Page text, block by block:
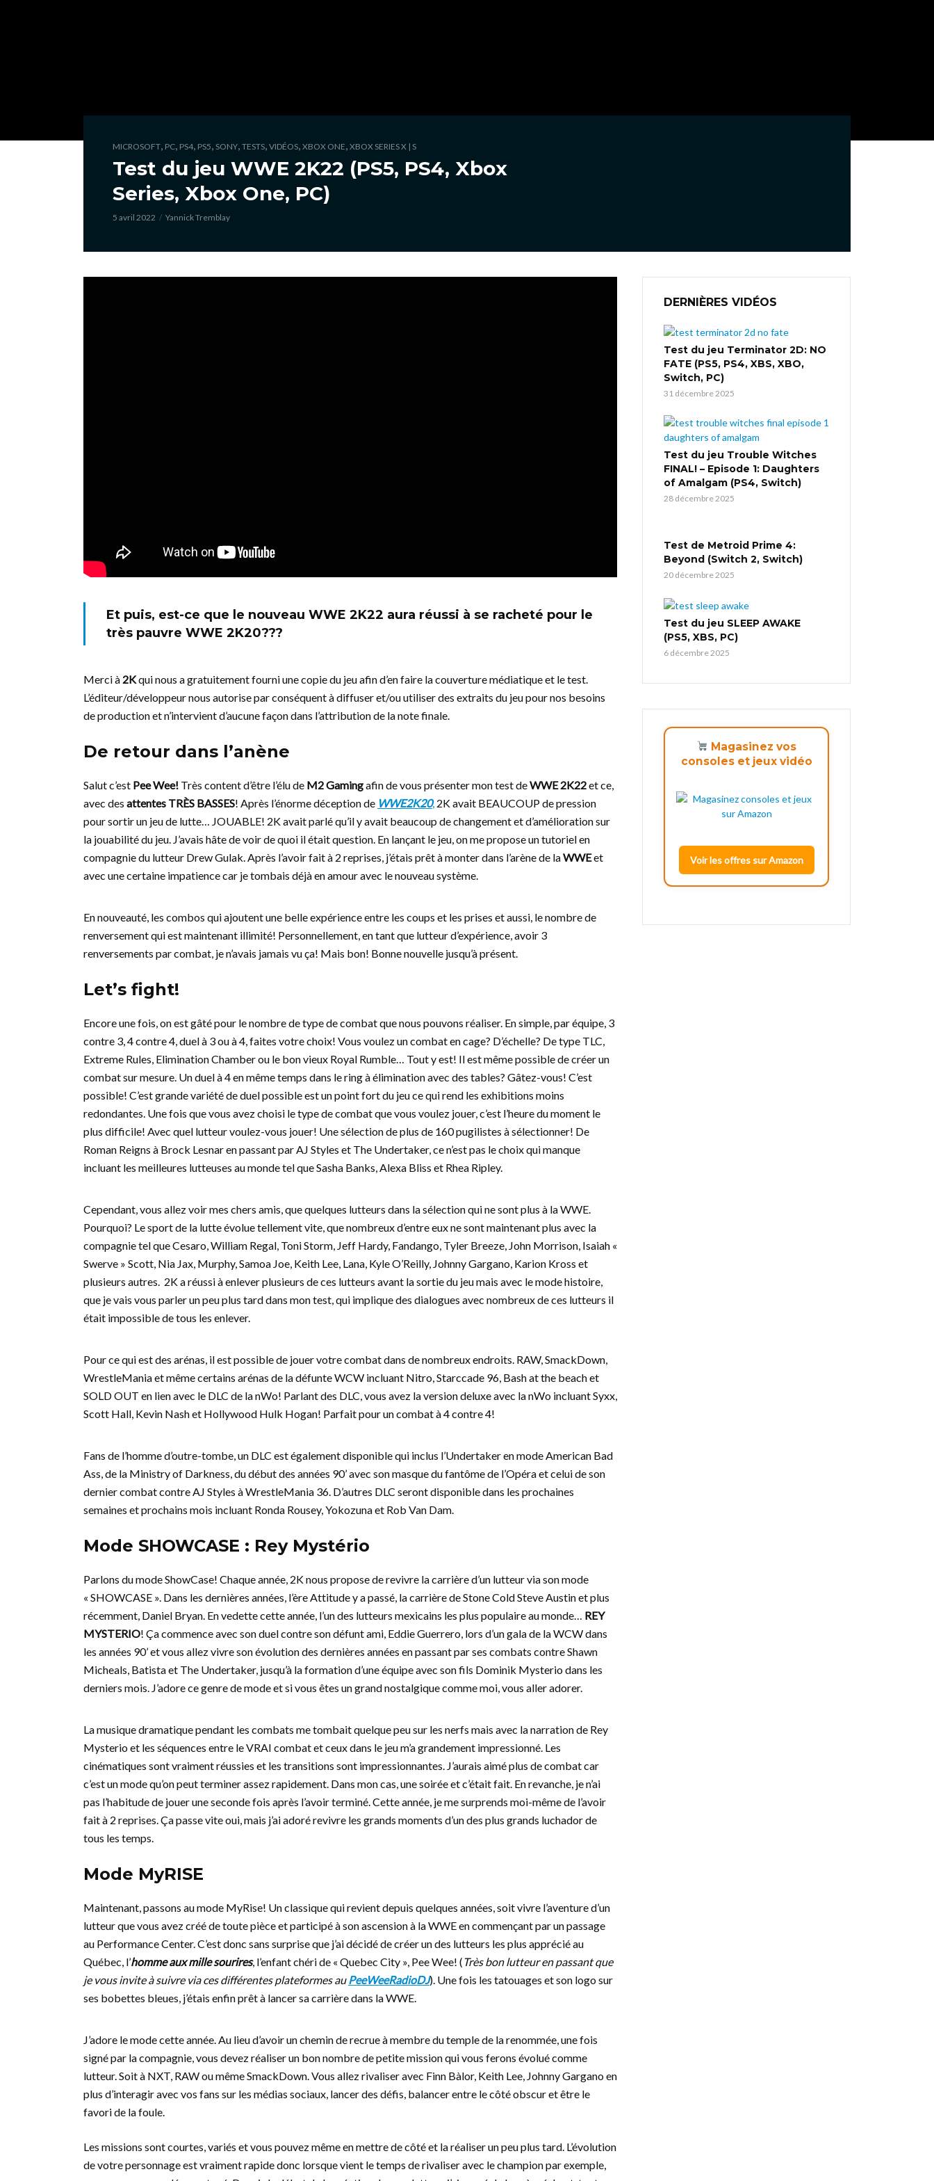
MICROSOFT, PC, PS4, PS5, SONY, TESTS, VIDÉOS, XBOX ONE, XBOX SERIES X | S
Test du jeu WWE 2K22 (PS5, PS4, Xbox
Series, Xbox One, PC)
5 avril 2022 Yannick Tremblay
Et puis, est-ce que le nouveau WWE 2K22 aura réussi à se racheté pour le
très pauvre WWE 2K20???
Merci à 2Kqui nous a gratuitement fourni une copie du jeu afin d’en faire la couverture médiatique et le test.
L’éditeur/développeur nous autorise par conséquent à diffuser et/ou utiliser des extraits du jeu pour nos besoins
de production et n’intervient d’aucune façon dans l’attribution de la note finale.
De retour dans l’anène
Salut c’est Pee Wee! Très content d’être l’élu de M2 Gamingafin de vous présenter mon test deWWE 2K22et ce,
avec des attentes TRÈS BASSES! Après l’énorme déception de WWE2K20, 2K avait BEAUCOUP de pression
pour sortir un jeu de lutte… JOUABLE! 2K avait parlé qu’il y avait beaucoup de changement et d’amélioration sur
la jouabilité du jeu. J’avais hâte de voir de quoi il était question. En lançant le jeu, on me propose un tutoriel en
compagnie du lutteur Drew Gulak. Après l’avoir fait à 2 reprises, j’étais prêt à monter dans l’arène de laWWEet
avec une certaine impatience car je tombais déjà en amour avec le nouveau système.
En nouveauté, les combos qui ajoutent une belle expérience entre les coups et les prises et aussi, le nombre de
renversement qui est maintenant illimité! Personnellement, en tant que lutteur d’expérience, avoir 3
renversements par combat, je n’avais jamais vu ça! Mais bon! Bonne nouvelle jusqu’à présent.
Let’s fight!
Encore une fois, on est gâté pour le nombre de type de combat que nous pouvons réaliser. En simple, par équipe, 3
contre 3, 4 contre 4, duel à 3 ou à 4, faites votre choix! Vous voulez un combat en cage? D’échelle? De type TLC,
Extreme Rules, Elimination Chamber ou le bon vieux Royal Rumble… Tout y est! Il est même possible de créer un
combat sur mesure. Un duel à 4 en même temps dans le ring à élimination avec des tables? Gâtez-vous! C’est
possible! C’est grande variété de duel possible est un point fort du jeu ce qui rend les exhibitions moins
redondantes. Une fois que vous avez choisi le type de combat que vous voulez jouer, c’est l’heure du moment le
plus difficile! Avec quel lutteur voulez-vous jouer! Une sélection de plus de 160 pugilistes à sélectionner! De
Roman Reigns à Brock Lesnar en passant par AJ Styles et The Undertaker, ce n’est pas le choix qui manque
incluant les meilleures lutteuses au monde tel que Sasha Banks, Alexa Bliss et Rhea Ripley.
Cependant, vous allez voir mes chers amis, que quelques lutteurs dans la sélection qui ne sont plus à la WWE.
Pourquoi? Le sport de la lutte évolue tellement vite, que nombreux d’entre eux ne sont maintenant plus avec la
compagnie tel que Cesaro, William Regal, Toni Storm, Jeff Hardy, Fandango, Tyler Breeze, John Morrison, Isaiah «
Swerve » Scott, Nia Jax, Murphy, Samoa Joe, Keith Lee, Lana, Kyle O’Reilly, Johnny Gargano, Karion Kross et
plusieurs autres. 2K a réussi à enlever plusieurs de ces lutteurs avant la sortie du jeu mais avec le mode histoire,
que je vais vous parler un peu plus tard dans mon test, qui implique des dialogues avec nombreux de ces lutteurs il
était impossible de tous les enlever.
Pour ce qui est des arénas, il est possible de jouer votre combat dans de nombreux endroits. RAW, SmackDown,
WrestleMania et même certains arénas de la défunte WCW incluant Nitro, Starccade 96, Bash at the beach et
SOLD OUT en lien avec le DLC de la nWo! Parlant des DLC, vous avez la version deluxe avec la nWo incluant Syxx,
Scott Hall, Kevin Nash et Hollywood Hulk Hogan! Parfait pour un combat à 4 contre 4!
Fans de l’homme d’outre-tombe, un DLC est également disponible qui inclus l’Undertaker en mode American Bad
Ass, de la Ministry of Darkness, du début des années 90’ avec son masque du fantôme de l’Opéra et celui de son
dernier combat contre AJ Styles à WrestleMania 36. D’autres DLC seront disponible dans les prochaines
semaines et prochains mois incluant Ronda Rousey, Yokozuna et Rob Van Dam.
Mode SHOWCASE : Rey Mystério
Parlons du mode ShowCase! Chaque année, 2K nous propose de revivre la carrière d’un lutteur via son mode
« SHOWCASE ». Dans les dernières années, l’ère Attitude y a passé, la carrière de Stone Cold Steve Austin et plus
récemment, Daniel Bryan. En vedette cette année, l’un des lutteurs mexicains les plus populaire au monde… REY
MYSTERIO! Ça commence avec son duel contre son défunt ami, Eddie Guerrero, lors d’un gala de la WCW dans
les années 90’ et vous allez vivre son évolution des dernières années en passant par ses combats contre Shawn
Micheals, Batista et The Undertaker, jusqu’à la formation d’une équipe avec son fils Dominik Mysterio dans les
derniers mois. J’adore ce genre de mode et si vous êtes un grand nostalgique comme moi, vous aller adorer.
La musique dramatique pendant les combats me tombait quelque peu sur les nerfs mais avec la narration de Rey
Mysterio et les séquences entre le VRAI combat et ceux dans le jeu m’a grandement impressionné. Les
cinématiques sont vraiment réussies et les transitions sont impressionnantes. J’aurais aimé plus de combat car
c’est un mode qu’on peut terminer assez rapidement. Dans mon cas, une soirée et c’était fait. En revanche, je n’ai
pas l’habitude de jouer une seconde fois après l’avoir terminé. Cette année, je me surprends moi-même de l’avoir
fait à 2 reprises. Ça passe vite oui, mais j’ai adoré revivre les grands moments d’un des plus grands luchador de
tous les temps.
Mode MyRISE
Maintenant, passons au mode MyRise! Un classique qui revient depuis quelques années, soit vivre l’aventure d’un
lutteur que vous avez créé de toute pièce et participé à son ascension à la WWE en commençant par un passage
au Performance Center. C’est donc sans surprise que j’ai décidé de créer un des lutteurs les plus apprécié au
Québec, l’homme aux mille sourires, l’enfant chéri de « Quebec City », Pee Wee! (Très bon lutteur en passant que
je vous invite à suivre via ces différentes plateformes auPeeWeeRadioDJ). Une fois les tatouages et son logo sur
ses bobettes bleues, j’étais enfin prêt à lancer sa carrière dans la WWE.
J’adore le mode cette année. Au lieu d’avoir un chemin de recrue à membre du temple de la renommée, une fois
signé par la compagnie, vous devez réaliser un bon nombre de petite mission qui vous ferons évolué comme
lutteur. Soit à NXT, RAW ou même SmackDown. Vous allez rivaliser avec Finn Bàlor, Keith Lee, Johnny Gargano en
plus d’interagir avec vos fans sur les médias sociaux, lancer des défis, balancer entre le côté obscur et être le
favori de la foule.
Les missions sont courtes, variés et vous pouvez même en mettre de côté et la réaliser un peu plus tard. L’évolution
de votre personnage est vraiment rapide donc lorsque vient le temps de rivaliser avec le champion par exemple,
DERNIÈRES VIDÉOS
Test du jeu Terminator 2D: NO
FATE (PS5, PS4, XBS, XBO,
Switch, PC)
31 décembre 2025
Test du jeu Trouble Witches
FINAL! – Episode 1: Daughters
of Amalgam (PS4, Switch)
28 décembre 2025
Test de Metroid Prime 4:
Beyond (Switch 2, Switch)
20 décembre 2025
Test du jeu SLEEP AWAKE
(PS5, XBS, PC)
6 décembre 2025
Magasinez vos
consoles et jeux vidéo
Voir les offres sur Amazon